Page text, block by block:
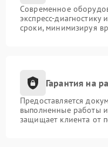
Современное
экспресс-диагностику
сроки, минимизируя
Гарантия на
Предоставляется
выполненные работы
защищает клиента от